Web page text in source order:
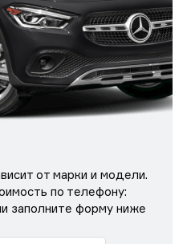
от марки и модели.
по телефону:
заполните форму ниже